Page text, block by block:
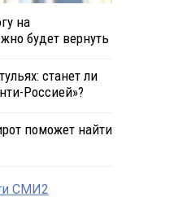
на
будет вернуть
станет ли
Россией»?
поможет найти
СМИ2